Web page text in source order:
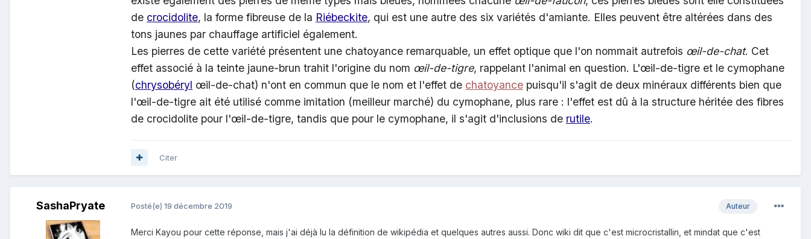
de crocidolite, la forme fibreuse de la Riébeckite, qui est une autre des six variétés d'amiante. Elles peuvent être altérées dans des
tons jaunes par chauffage artificiel également.
Les pierres de cette variété présentent une chatoyance remarquable, un effet optique que l'on nommait autrefois œil-de-chat. Cet
effet associé à la teinte jaune-brun trahit l'origine du nom œil-de-tigre, rappelant l'animal en question. L'œil-de-tigre et le cymophane
(chrysobéryl œil-de-chat) n'ont en commun que le nom et l'effet de chatoyance puisqu'il s'agit de deux minéraux différents bien que
l'œil-de-tigre ait été utilisé comme imitation (meilleur marché) du cymophane, plus rare : l'effet est dû à la structure héritée des fibres
de crocidolite pour l'œil-de-tigre, tandis que pour le cymophane, il s'agit d'inclusions de rutile.
Citer
SashaPryate Auteur
Posté(e) 19 décembre 2019
Merci Kayou pour cette réponse, mais j'ai déjà lu la définition de wikipédia et quelques autres aussi. Donc wiki dit que c'est microcristallin, et mindat que c'est